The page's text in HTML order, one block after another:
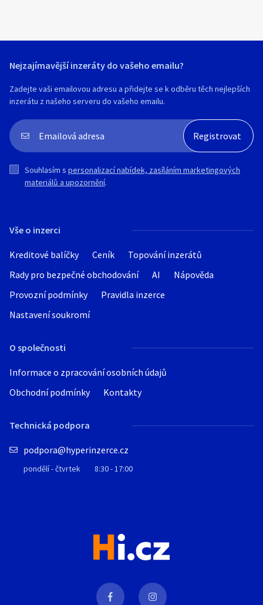
Vše o inzerci
Kreditové balíčky Ceník
Topování inzerátů
Rady pro bezpečné obchodování
AI
Nápověda
Provozní podmínky
Pravidla inzerce
Nastavení soukromí
O společnosti
Informace o zpracování osobních údajů
Obchodní podmínky
Kontakty
Technická podpora
podpora@hyperinzerce.cz
pondělí - čtvrtek 8:30 - 17:00
Nejzajímavější inzeráty do vašeho emailu?
Zadejte vaši emailovou adresu a přidejte se k odběru těch nejlepších
inzerátu z našeho serveru do vašeho emailu.
Souhlasím s personalizací nabídek, zasíláním marketingových
materiálů a upozornění.